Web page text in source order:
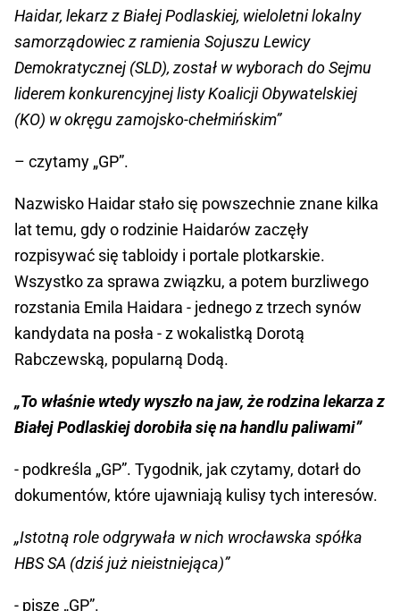
Haidar, lekarz z Białej Podlaskiej, wieloletni lokalny
samorządowiec z ramienia Sojuszu Lewicy
Demokratycznej (SLD), został w wyborach do Sejmu
liderem konkurencyjnej listy Koalicji Obywatelskiej
(KO) w okręgu zamojsko-chełmińskim”
– czytamy „GP”.
Nazwisko Haidar stało się powszechnie znane kilka
lat temu, gdy o rodzinie Haidarów zaczęły
rozpisywać się tabloidy i portale plotkarskie.
Wszystko za sprawa związku, a potem burzliwego
rozstania Emila Haidara - jednego z trzech synów
kandydata na posła - z wokalistką Dorotą
Rabczewską, popularną Dodą.
„To właśnie wtedy wyszło na jaw, że rodzina lekarza z
Białej Podlaskiej dorobiła się na handlu paliwami”
- podkreśla „GP”. Tygodnik, jak czytamy, dotarł do
dokumentów, które ujawniają kulisy tych interesów.
„Istotną role odgrywała w nich wrocławska spółka
HBS SA (dziś już nieistniejąca)”
- pisze „GP”.